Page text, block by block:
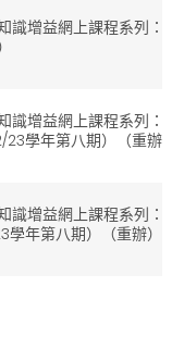
識增益網上課程系列：
識增益網上課程系列：
學年第八期）（重辦）
識增益網上課程系列：
年第八期）（重辦）